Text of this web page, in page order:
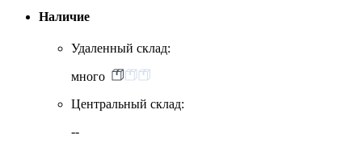
Наличие
Удаленный склад:
много
Центральный склад:
--